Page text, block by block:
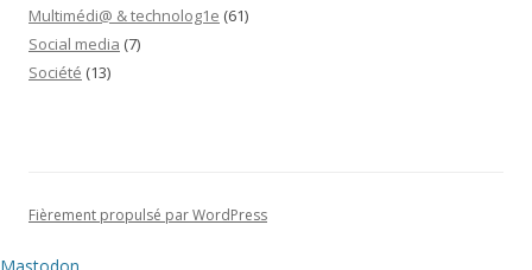
Multimédi@ & technolog1e (61)
Social media (7)
Société (13)
Fièrement propulsé par WordPress